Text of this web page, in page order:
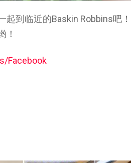
起到临近的Baskin Robbins吧！
！
Facebook